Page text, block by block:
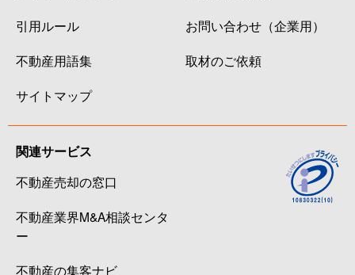
引用ルール
不動産用語集
サイトマップ
お問い合わせ（企業用）
取材のご依頼
関連サービス
不動産売却の窓口
不動産業界M&A相談センタ
ー
不動産の集客ナビ